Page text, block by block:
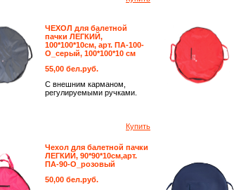
ЧЕХОЛ для балетной
пачки ЛЕГКИЙ,
100*100*10см, арт. ПА-100-
О_серый, 100*100*10 см
55,00 бел.руб.
С внешним карманом,
регулируемыми ручками.
Купить
Чехол для балетной пачки
ЛЕГКИЙ, 90*90*10см,арт.
ПА-90-О_розовый
50,00 бел.руб.